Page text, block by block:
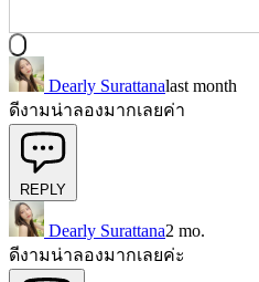
Dearly Surattanalast month
ดีงามน่าลองมากเลยค่า
REPLY
Dearly Surattana2 mo.
ดีงามน่าลองมากเลยค่ะ